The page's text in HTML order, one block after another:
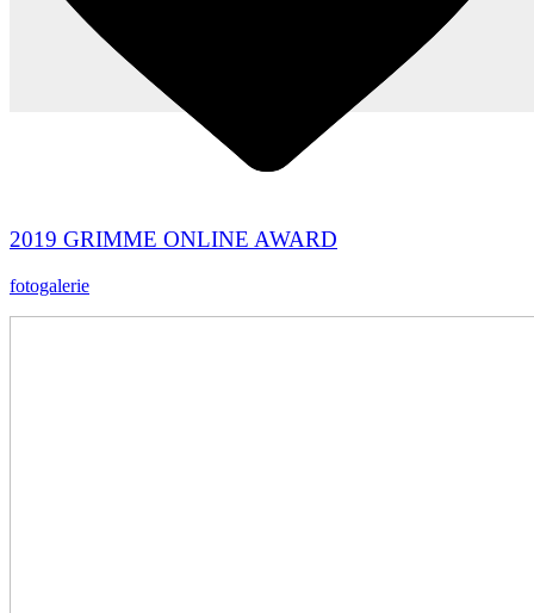
2019 GRIMME ONLINE AWARD
fotogalerie